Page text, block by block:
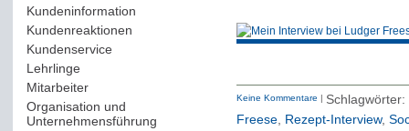
Kundeninformation
Kundenreaktionen
Kundenservice(178)
Lehrlinge(54)
Mitarbeiter(163)
Organisation und
Unternehmensführung
Keine Kommentare |
Freese, Rezept-Interview,